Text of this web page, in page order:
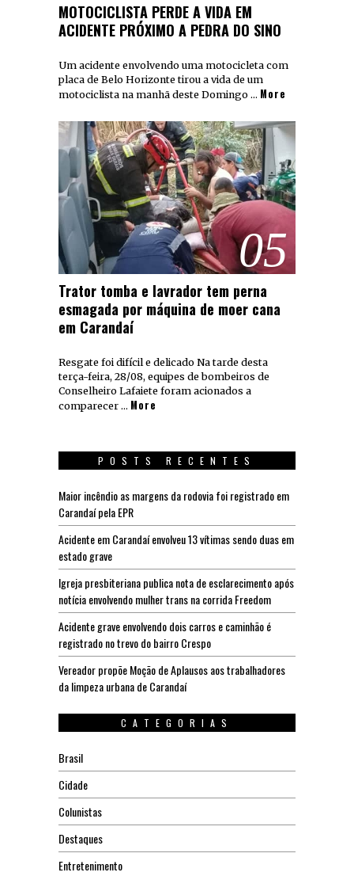
MOTOCICLISTA PERDE A VIDA EM
ACIDENTE PRÓXIMO A PEDRA DO SINO
Um acidente envolvendo uma motocicleta com
placa de Belo Horizonte tirou a vida de um
motociclista na manhã deste Domingo … More
05
Trator tomba e lavrador tem perna
esmagada por máquina de moer cana
em Carandaí
Resgate foi difícil e delicado Na tarde desta
terça-feira, 28/08, equipes de bombeiros de
Conselheiro Lafaiete foram acionados a
comparecer … More
POSTS RECENTES
Maior incêndio as margens da rodovia foi registrado em
Carandaí pela EPR
Acidente em Carandaí envolveu 13 vítimas sendo duas em
estado grave
Igreja presbiteriana publica nota de esclarecimento após
notícia envolvendo mulher trans na corrida Freedom
Acidente grave envolvendo dois carros e caminhão é
registrado no trevo do bairro Crespo
Vereador propõe Moção de Aplausos aos trabalhadores
da limpeza urbana de Carandaí
CATEGORIAS
Brasil
Cidade
Colunistas
Destaques
Entretenimento